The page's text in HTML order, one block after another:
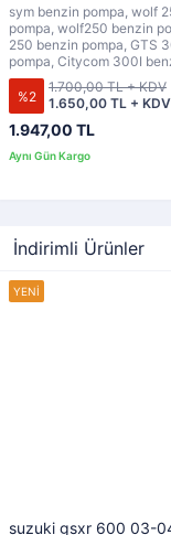
sym benzin pompa, wolf
pompa, wolf250 benzin
250 benzin pompa, GTS
pompa, Citycom 300I
%2
1.947,00 TL
1.650,00 TL + KDV
1.700,00 TL + KDV
İndirimli Ürünler
suzuki gsxr 600 03-